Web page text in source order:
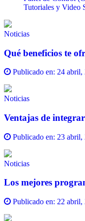
Tutoriales y Video
Noticias
Qué beneficios te
Publicado en: 24 abril,
Noticias
Ventajas de
Publicado en: 23 abril,
Noticias
Los mejores
Publicado en: 22 abril,